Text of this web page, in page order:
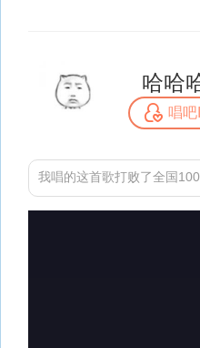
哈哈
唱
我唱的这首歌打败了全国